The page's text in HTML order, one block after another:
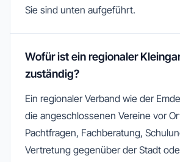
Sie sind unten aufgeführt.
Wofür ist ein regionaler
zuständig?
Ein regionaler Verband wie der
die angeschlossenen Vereine vor
Pachtfragen, Fachberatung,
Vertretung gegenüber der Stadt